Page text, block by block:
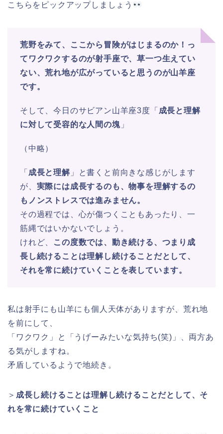
こちらをピックアップしましょう
荒野をみて、ここから冒険がはじまるのか！っ
てワクワクするのが射手座で、草一つ生えてい
ない、荒れ地が広がっていると思うのが山羊座
です。
そして、今日のサビアン山羊座3度「 成長と理解
に対して受容的な人間の塊 」
（中略）
「 成長と理解」と書くと前向きな感じがします
が、 実際には成長するのも、物事を理解するの
もノンストレスでは進みません。
その過程では、心が傷つくこともあったり、一
筋縄ではいかないでしょう。
けれど、
この度数では、動き続ける、つまり成
長し続けることは理解し続けることだとして、
それを常に続けていくことを表しています。
私は射手にも山羊にも個人天体がありますが、荒れ地
を前にして、
「ワクワク」と「うげーみたいな気持ち(笑)」、両方あ
る気がしますね。
矛盾しているようで地続き。
＞ 成長し続けることは理解し続けることだとして、そ
れを常に続けていくこと